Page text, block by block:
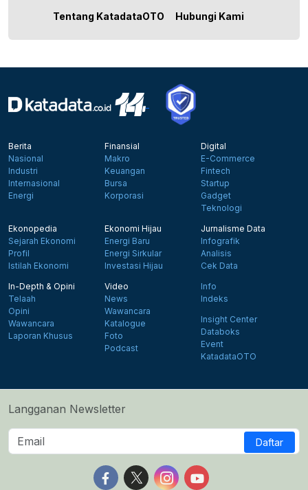
Tentang KatadataOTO Hubungi Kami
Berita
Nasional
Industri
Internasional
Energi
Finansial
Makro
Keuangan
Bursa
Korporasi
Digital
E-Commerce
Fintech
Startup
Gadget
Teknologi
Ekonopedia
Sejarah Ekonomi
Profil
Istilah Ekonomi
Ekonomi Hijau
Energi Baru
Energi Sirkular
Investasi Hijau
Jurnalisme Data
Infografik
Analisis
Cek Data
In-Depth & Opini
Telaah
Opini
Wawancara
Laporan Khusus
Video
News
Wawancara
Katalogue
Foto
Podcast
Info
Indeks
Insight Center
Databoks
Event
KatadataOTO
Langganan Newsletter
Daftar
Follow us on Facebook
Follow us on X
Follow us on Instagram
Follow us on